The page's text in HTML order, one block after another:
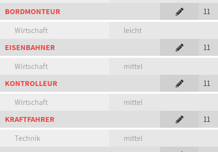
BORDMONTEUR
11
Wirtschaft
leicht
EISENBAHNER
11
Wirtschaft
mittel
KONTROLLEUR
11
Wirtschaft
mittel
KRAFTFAHRER
11
Technik
mittel